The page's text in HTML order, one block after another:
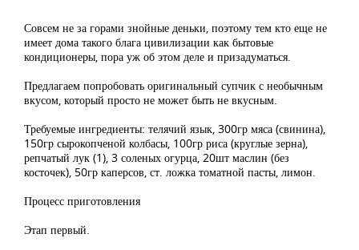
Совсем не за горами знойные деньки, поэтому тем кто еще не
имеет дома такого блага цивилизации как бытовые
кондиционеры, пора уж об этом деле и призадуматься.
Предлагаем попробовать оригинальный супчик с необычным
вкусом, который просто не может быть не вкусным.
Требуемые ингредиенты: телячий язык, 300гр мяса (свинина),
150гр сырокопченой колбасы, 100гр риса (круглые зерна),
репчатый лук (1), 3 соленых огурца, 20шт маслин (без
косточек), 50гр каперсов, ст. ложка томатной пасты, лимон.
Процесс приготовления
Этап первый.